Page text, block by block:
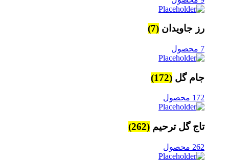
رز جاویدان (7)
7 محصول
جام گل (172)
172 محصول
تاج گل ترحیم (262)
262 محصول